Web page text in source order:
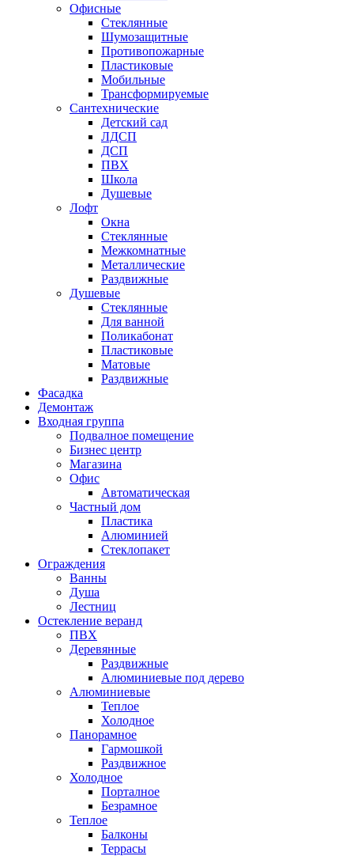
Офисные
Стеклянные
Шумозащитные
Противопожарные
Пластиковые
Мобильные
Трансформируемые
Сантехнические
Детский сад
ЛДСП
ДСП
ПВХ
Школа
Душевые
Лофт
Окна
Стеклянные
Межкомнатные
Металлические
Раздвижные
Душевые
Стеклянные
Для ванной
Поликабонат
Пластиковые
Матовые
Раздвижные
Фасадка
Демонтаж
Входная группа
Подвалное помещение
Бизнес центр
Магазина
Офис
Автоматическая
Частный дом
Пластика
Алюминией
Стеклопакет
Ограждения
Ванны
Душа
Лестниц
Остекление веранд
ПВХ
Деревянные
Раздвижные
Алюминиевые под дерево
Алюминиевые
Теплое
Холодное
Панорамное
Гармошкой
Раздвижное
Холодное
Порталное
Безрамное
Теплое
Балконы
Террасы